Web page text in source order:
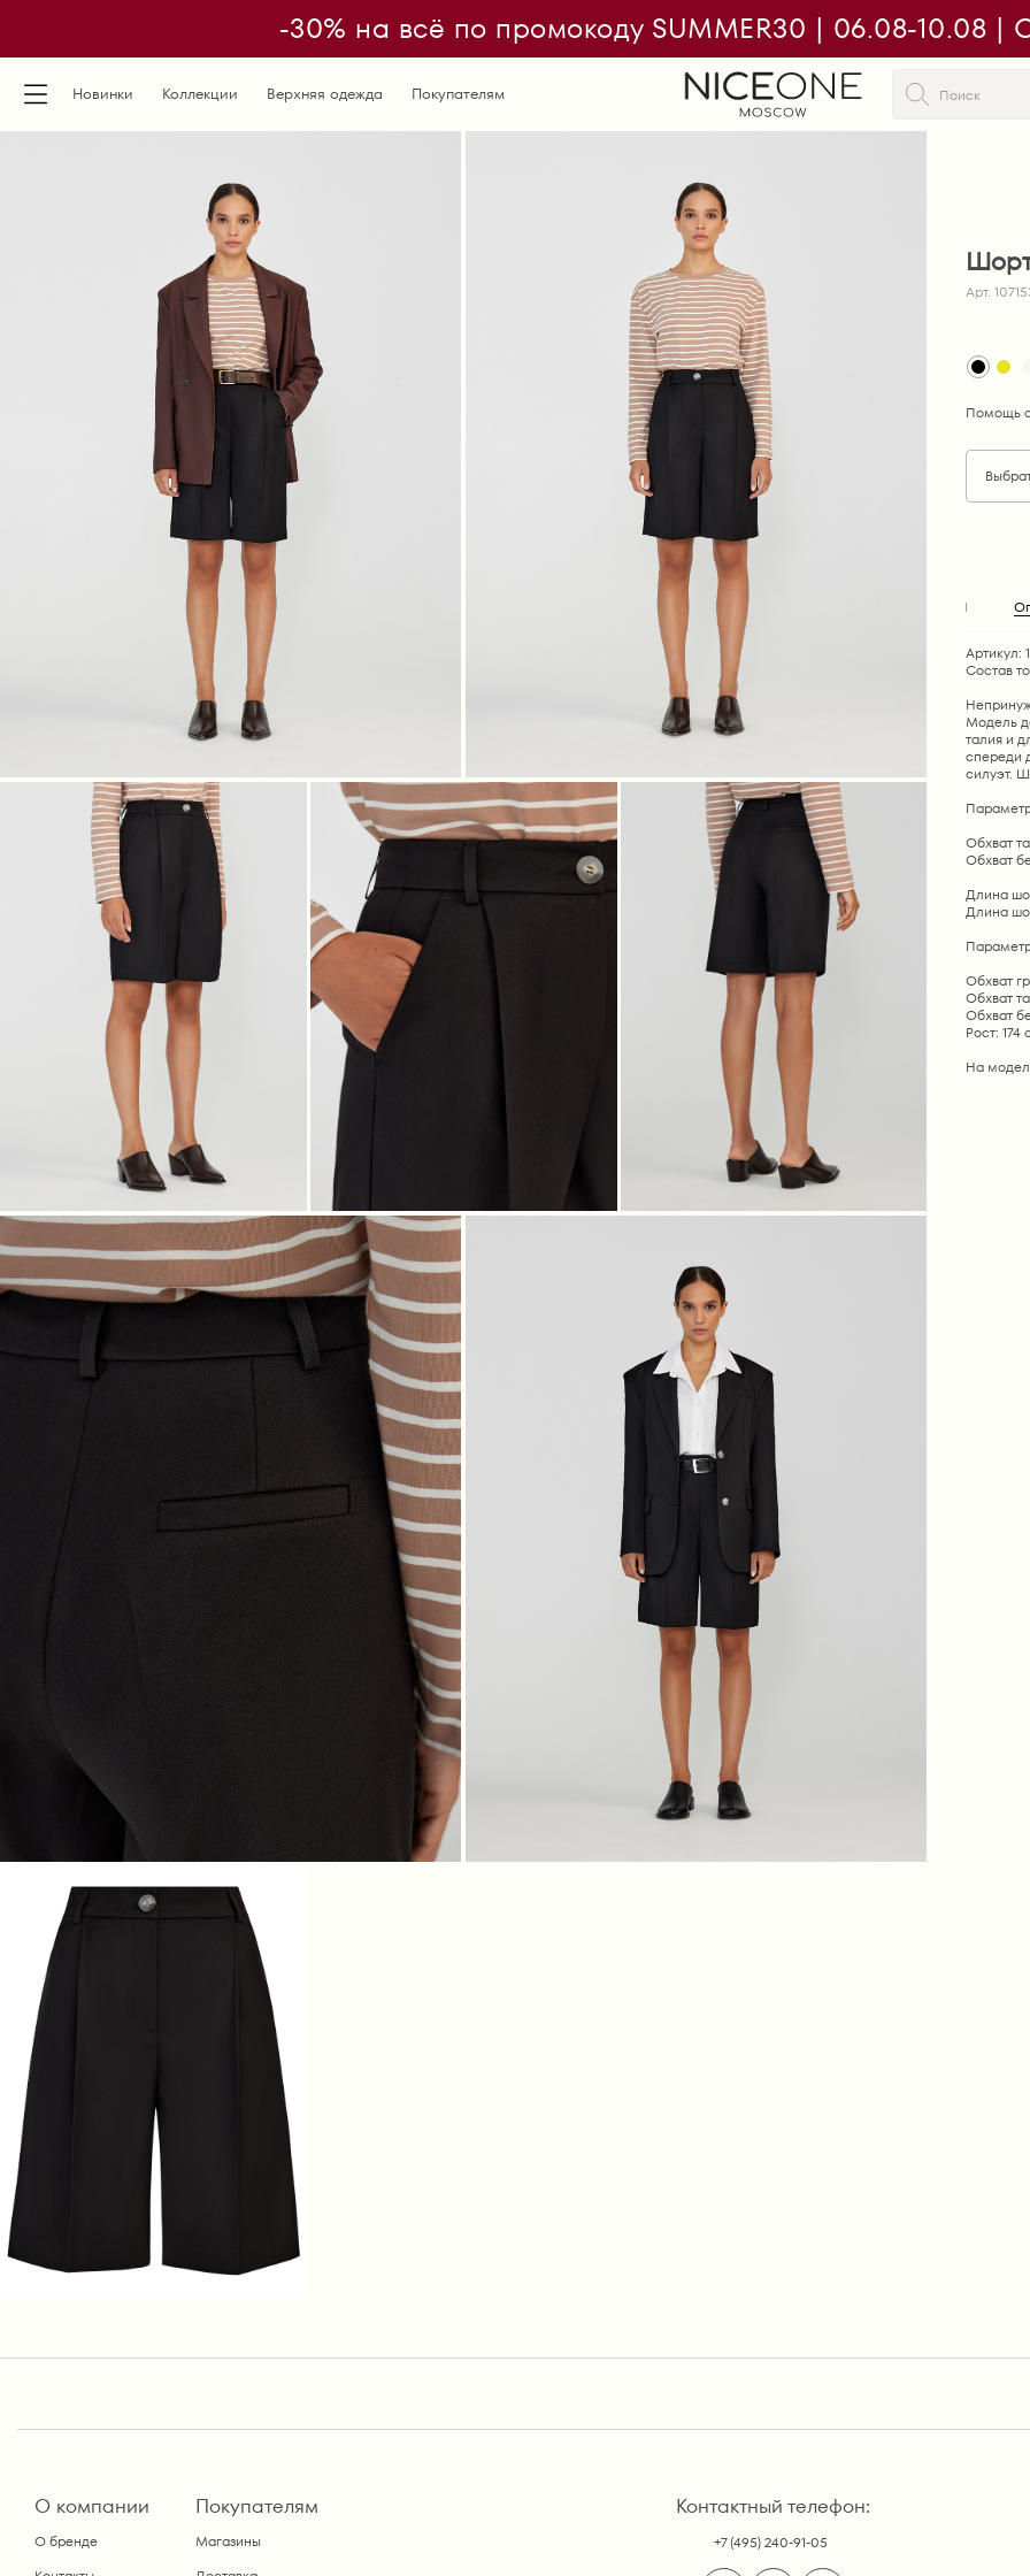
-30% на всё по промокоду SUMMER30 | 06.08-10.08 |
Новинки Коллекции Верхняя одежда Покупателям
Арт.
Помощь
Артикул:
Состав
Модель
талия и
спереди
силуэт.
Обхват
Обхват
Длина
Длина
Обхват
Обхват
Обхват
Рост: 174
На
О компании
О бренде
Покупателям
Магазины
Контактный телефон:
+7 (495) 240-91-05